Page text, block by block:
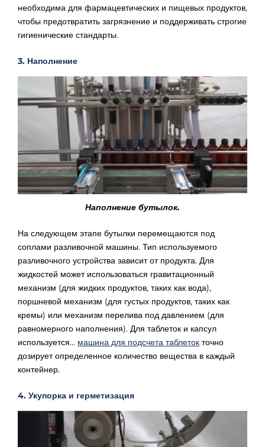
необходима для фармацевтических и пищевых продуктов,
чтобы предотвратить загрязнение и поддерживать строгие
гигиенические стандарты.
3. Наполнение
Наполнение бутылок.
На следующем этапе бутылки перемещаются под
соплами разливочной машины. Тип используемого
разливочного устройства зависит от продукта. Для
жидкостей может использоваться гравитационный
механизм (для жидких продуктов, таких как вода),
поршневой механизм (для густых продуктов, таких как
кремы) или механизм перелива под давлением (для
равномерного наполнения). Для таблеток и капсул
используется... машина для подсчета таблеток точно
дозирует определенное количество вещества в каждый
контейнер.
4. Укупорка и герметизация